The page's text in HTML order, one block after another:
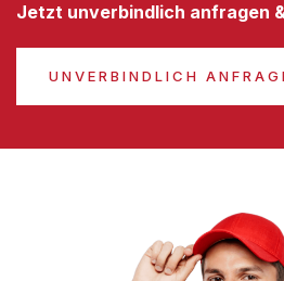
Jetzt unverbindlich anfragen
UNVERBINDLICH